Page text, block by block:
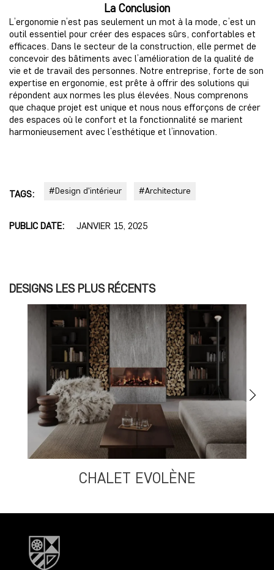
La Conclusion
L’ergonomie n’est pas seulement un mot à la mode, c’est un
outil essentiel pour créer des espaces sûrs, confortables et
efficaces. Dans le secteur de la construction, elle permet de
concevoir des bâtiments avec l’amélioration de la qualité de
vie et de travail des personnes. Notre entreprise, forte de son
expertise en ergonomie, est prête à offrir des solutions qui
répondent aux normes les plus élevées. Nous comprenons
que chaque projet est unique et nous nous efforçons de créer
des espaces où le confort et la fonctionnalité se marient
harmonieusement avec l’esthétique et l’innovation.
TAGS: #Design d'intérieur #Architecture
PUBLIC DATE: JANVIER 15, 2025
DESIGNS LES PLUS RÉCENTS
CHALET EVOLÈNE